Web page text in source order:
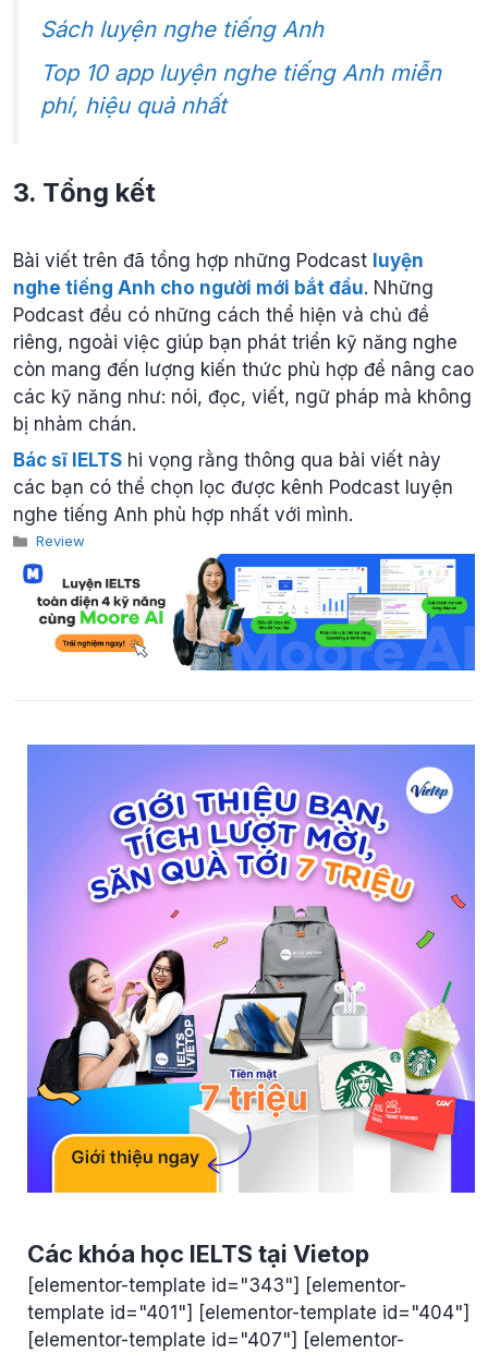
Sách luyện nghe tiếng Anh
Top 10 app luyện nghe tiếng Anh miễn
phí, hiệu quả nhất
3. Tổng kết
Bài viết trên đã tổng hợp những Podcast luyện
nghe tiếng Anh cho người mới bắt đầu. Những
Podcast đều có những cách thể hiện và chủ đề
riêng, ngoài việc giúp bạn phát triển kỹ năng nghe
còn mang đến lượng kiến thức phù hợp để nâng cao
các kỹ năng như: nói, đọc, viết, ngữ pháp mà không
bị nhàm chán.
Bác sĩ IELTS hi vọng rằng thông qua bài viết này
các bạn có thể chọn lọc được kênh Podcast luyện
nghe tiếng Anh phù hợp nhất với mình.
Categories
Review
Các khóa học IELTS tại Vietop
[elementor-template id="343"] [elementor-
template id="401"] [elementor-template id="404"]
[elementor-template id="407"] [elementor-